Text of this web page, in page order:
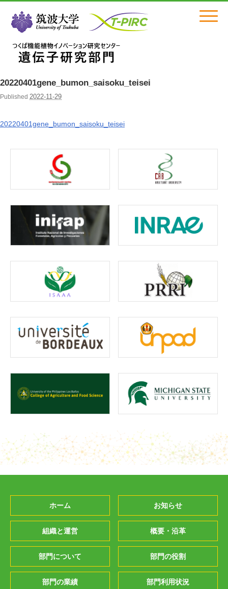
Click
20220401gene_bumon_saisoku_teisei
Published 2022-11-29
20220401gene_bumon_saisoku_teisei
ホーム お知らせ
組織と運営 概要・沿革
部門について 部門の役割
部門の業績 部門利用状況